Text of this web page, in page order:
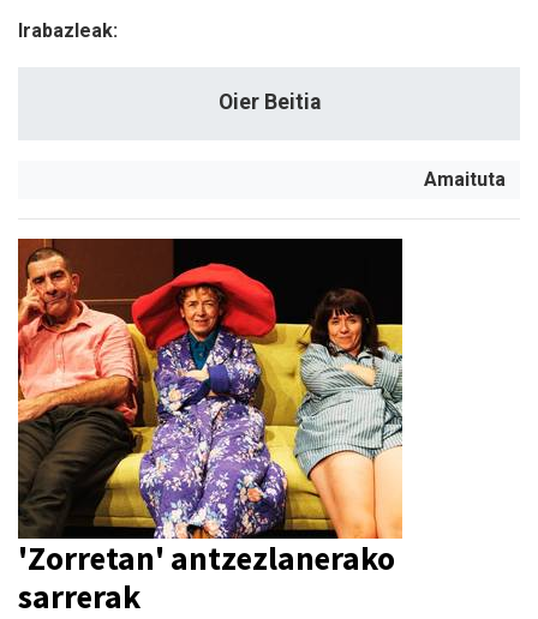
Irabazleak:
Oier Beitia
Amaituta
'Zorretan' antzezlanerako
sarrerak